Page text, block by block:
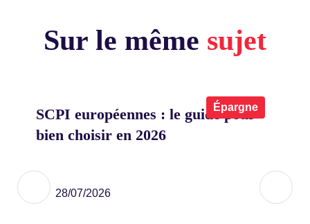
Sur le même sujet
Épargne
SCPI européennes : le guide pour
bien choisir en 2026
28/07/2026